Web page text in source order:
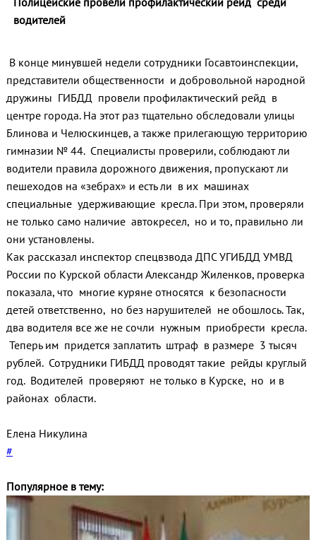
водителей
В конце минувшей недели сотрудники Госавтоинспекции,
представители общественности и добровольной народной
дружины ГИБДД провели профилактический рейд в
центре города. На этот раз тщательно обследовали улицы
Блинова и Челюскинцев, а также прилегающую территорию
гимназии № 44. Специалисты проверили, соблюдают ли
водители правила дорожного движения, пропускают ли
пешеходов на «зебрах» и есть ли в их машинах
специальные удерживающие кресла. При этом, проверяли
не только само наличие автокресел, но и то, правильно ли
они установлены.
Как рассказал инспектор спецвзвода ДПС УГИБДД УМВД
России по Курской области Александр Жиленков, проверка
показала, что многие куряне относятся к безопасности
детей ответственно, но без нарушителей не обошлось. Так,
два водителя все же не сочли нужным приобрести кресла.
Теперь им придется заплатить штраф в размере 3 тысяч
рублей. Сотрудники ГИБДД проводят такие рейды круглый
год. Водителей проверяют не только в Курске, но и в
районах области.
Елена Никулина
#
Популярное в тему: